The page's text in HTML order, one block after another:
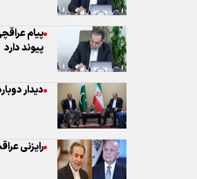
پیام
پیوند دارد
دیدار
رایزنی